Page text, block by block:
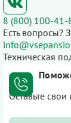
8 (800) 100-41-
Есть вопросы?
Техническая
Оставьте